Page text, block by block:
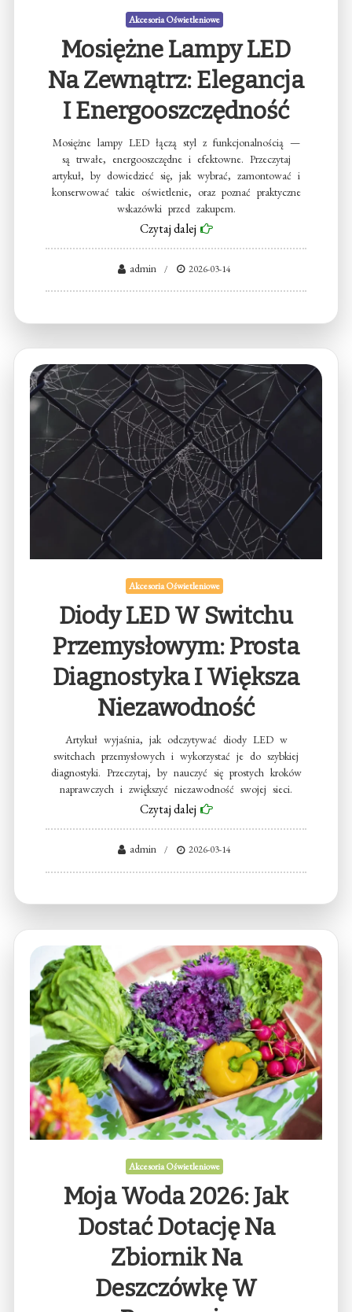
Akcesoria Oświetleniowe
Mosiężne Lampy LED
Na Zewnątrz: Elegancja
I Energooszczędność
Mosiężne lampy LED łączą styl z funkcjonalnością —
są trwałe, energooszczędne i efektowne. Przeczytaj
artykuł, by dowiedzieć się, jak wybrać, zamontować i
konserwować takie oświetlenie, oraz poznać praktyczne
wskazówki przed zakupem.
Czytaj dalej
admin 2026-03-14
Akcesoria Oświetleniowe
Diody LED W Switchu
Przemysłowym: Prosta
Diagnostyka I Większa
Niezawodność
Artykuł wyjaśnia, jak odczytywać diody LED w
switchach przemysłowych i wykorzystać je do szybkiej
diagnostyki. Przeczytaj, by nauczyć się prostych kroków
naprawczych i zwiększyć niezawodność swojej sieci.
Czytaj dalej
admin 2026-03-14
Akcesoria Oświetleniowe
Moja Woda 2026: Jak
Dostać Dotację Na
Zbiornik Na
Deszczówkę W